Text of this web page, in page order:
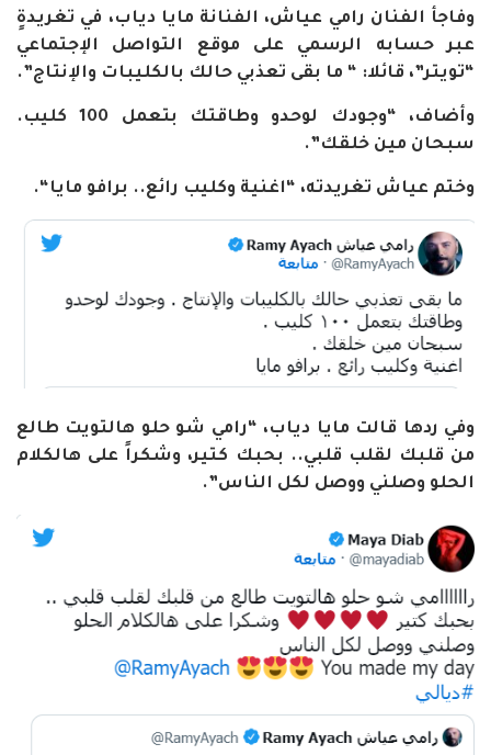
وفاجأ الفنان رامي عياش، الفنانة مايا دياب، في تغريدةٍ
عبر حسابه الرسمي على موقع التواصل الإجتماعي
“تويتر”، قائلا: “ ما بقى تعذبي حالك بالكليبات والإنتاج”.
وأضاف، “وجودك لوحدو وطاقتك بتعمل 100 كليب.
سبحان مين خلقك”.
وختم عياش تغريدته، “اغنية وكليب رائع.. برافو مايا“.
وفي ردها قالت مايا دياب، “رامي شو حلو هالتويت طالع
من قلبك لقلب قلبي.. بحبك كتير، وشكراً على هالكلام
الحلو وصلني ووصل لكل الناس”.